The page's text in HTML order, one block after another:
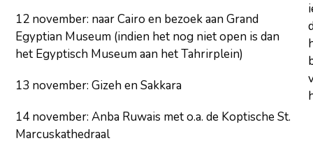
12 november: naar Cairo en bezoek aan Grand
Egyptian Museum (indien het nog niet open is dan
het Egyptisch Museum aan het Tahrirplein)
13 november: Gizeh en Sakkara
14 november: Anba Ruwais met o.a. de Koptische St.
Marcuskathedraal